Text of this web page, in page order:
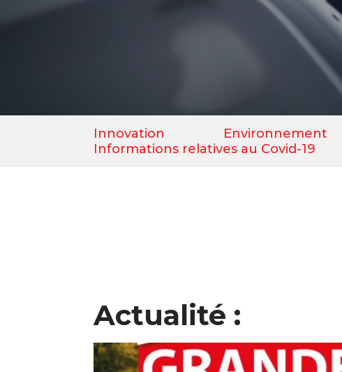
Innovation Environnement
Informations relatives au Covid-19
Actualité :